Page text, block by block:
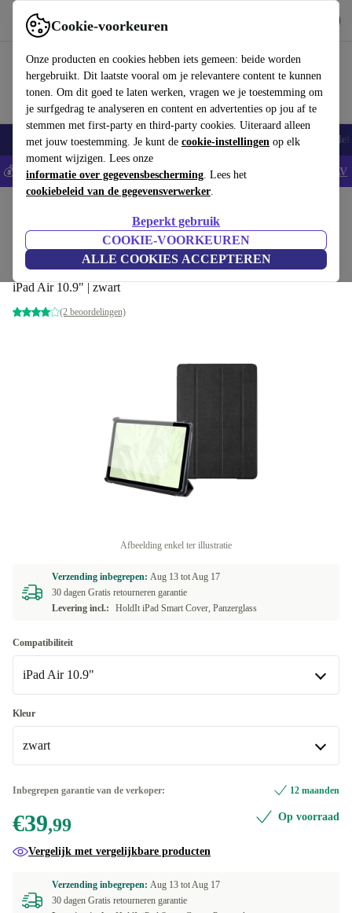
Cookie-voorkeuren
Onze producten en cookies hebben iets gemeen: beide worden
hergebruikt. Dit laatste vooral om je relevantere content te kunnen
tonen. Om dit goed te laten werken, vragen we je toestemming om
je surfgedrag te analyseren en content en advertenties op jou af te
stemmen met first-party en third-party cookies. Uiteraard alleen
met jouw toestemming. Je kunt de cookie-instellingen op elk
moment wijzigen. Lees onze
informatie over gegevensbescherming. Lees het
cookiebeleid van de gegevensverwerker.
Beperkt gebruik
COOKIE-VOORKEUREN
ALLE COOKIES ACCEPTEREN
Gebruik refurbed snel en eenvoudig
Smartphones Laptops Tablets Smartwatches Accessoires
💰Bespaar 5% EXTRA op alle iPhones - Code: IPHONEDEAL - AV
opvouwbare iPad-hoes &
screenprotector | PanzerGlass™
iPad Air 10.9" | zwart
(2 beoordelingen)
€39,99
Afbeelding enkel ter illustratie
Verzending inbegrepen: Aug 13 totAug 17
30 dagen Gratis retourneren garantie
Levering incl.:
HoldIt iPad Smart Cover, Panzerglass
Compatibiliteit
iPad Air 10.9"
iPad 10.2"
iPad Air 10.9"
Kleur
zwart
Inbegrepen garantie van de verkoper: 12 maanden
€39,99 Op voorraad
Vergelijk met vergelijkbare producten
Verzending inbegrepen: Aug 13 totAug 17
30 dagen Gratis retourneren garantie